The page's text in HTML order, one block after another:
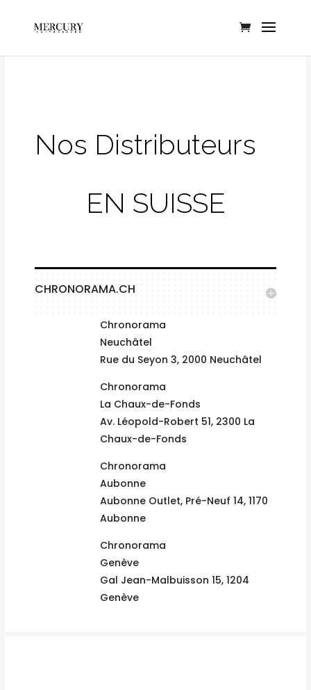
Nos Distributeurs
EN SUISSE
CHRONORAMA.CH
Chronorama
Neuchâtel
Rue du Seyon 3, 2000 Neuchâtel
Chronorama
La Chaux-de-Fonds
Av. Léopold-Robert 51, 2300 La
Chaux-de-Fonds
Chronorama
Aubonne
Aubonne Outlet, Pré-Neuf 14, 1170
Aubonne
Chronorama
Genève
Gal Jean-Malbuisson 15, 1204
Genève